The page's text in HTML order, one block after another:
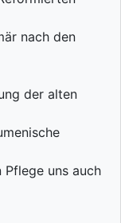
nach den
der alten
uns auch